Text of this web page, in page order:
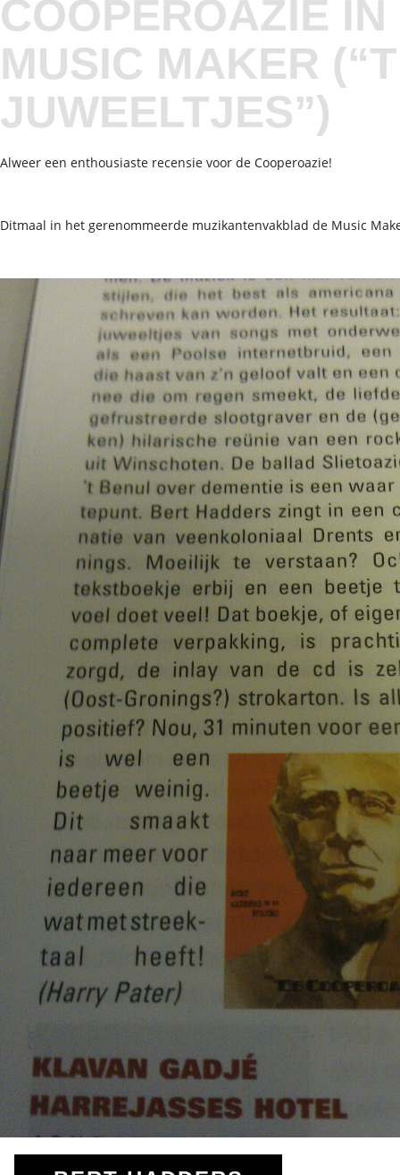
COOPEROAZIE IN
MUSIC MAKER
JUWEELTJES”)
Alweer een enthousiaste recensie voor de Cooperoazie!
Ditmaal in het gerenommeerde muzikantenvakblad de Music